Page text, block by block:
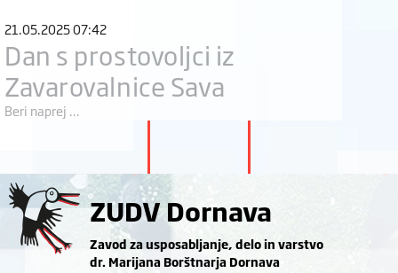
21.05.2025 07:42
Dan s prostovoljci iz
Zavarovalnice Sava
Beri naprej ...
ZUDV Dornava
Zavod za usposabljanje, delo in varstvo
dr. Marijana Borštnarja Dornava